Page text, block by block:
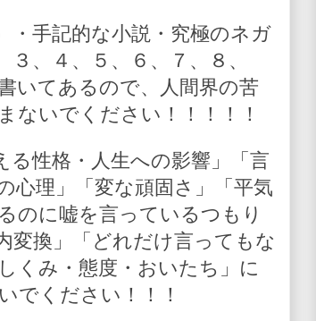
・手記的な小説・究極のネガ
、４、５、６、７、８、
いてあるので、人間界の苦
ないでください！！！！！
る性格・人生への影響」「言
心理」「変な頑固さ」「平気
のに嘘を言っているつもり
変換」「どれだけ言ってもな
くみ・態度・おいたち」に
でください！！！